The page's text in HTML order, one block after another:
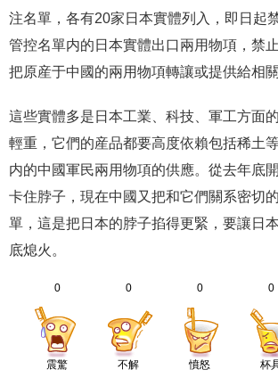
注名單，各有20家日本實體列入，即日起
管控名單内的日本實體出口兩用物項，禁
把原産于中國的兩用物項轉讓或提供給相關
這些實體多是日本工業、科技、軍工方面
輕重，它們的産品都要高度依賴包括稀土
内的中國軍民兩用物項的供應。從去年底
卡住脖子，現在中國又把和它們關系密切
單，這是把日本的脖子掐得更緊，要讓日
底熄火。
0
震驚
0
不解
0
憤怒
0
杯